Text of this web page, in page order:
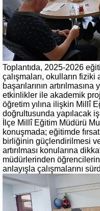
Toplantıda, 2025-2026
çalışmaları, okulların
başarılarının
etkinlikler ile akademik
öğretim yılına ilişkin Millî
doğrultusunda yapılacak
İlçe Millî Eğitim Müdürü
konuşmada; eğitimde
birliğinin güçlendirilmesi
artırılması konularına
müdürlerinden
anlayışla çalışmalarını